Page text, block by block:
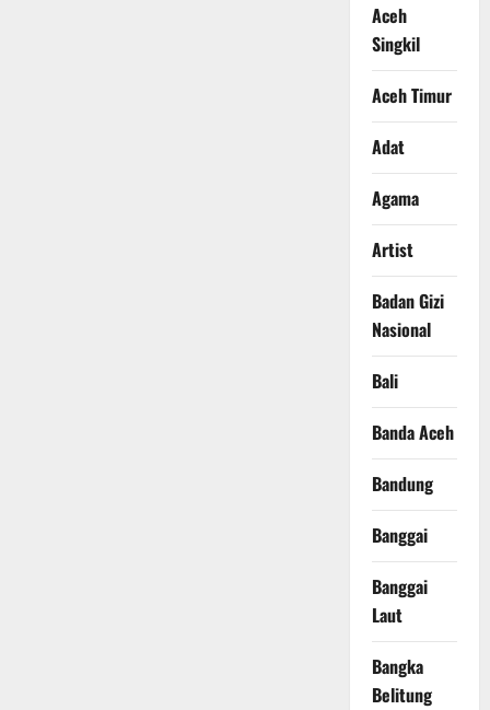
Aceh
Singkil
Aceh Timur
Adat
Agama
Artist
Badan Gizi
Nasional
Bali
Banda Aceh
Bandung
Banggai
Banggai
Laut
Bangka
Belitung